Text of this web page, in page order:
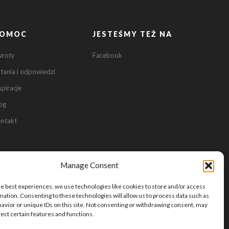
Manage Consent
best experiences, we use technologies like cookies to store and/or access
Consenting to these technologies will allow us to process data such as
or unique IDs on this site. Not consenting or withdrawing consent, may
certain features and functions.
i odpowiedzi
JESTEŚMY TEŻ NA
Facebook